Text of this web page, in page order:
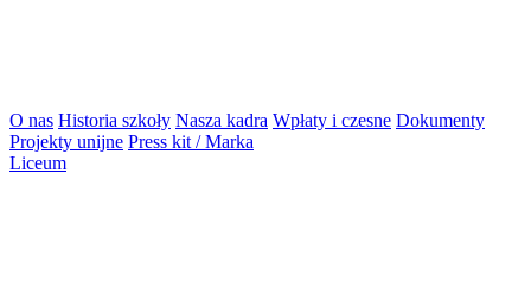
O nas Historia szkoły Nasza kadra Wpłaty i czesne Dokumenty
Projekty unijne Press kit / Marka
Liceum